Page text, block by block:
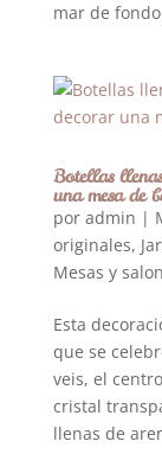
mar de
Botellas
una mesa de
por admin |
originales,
Mesas y
Esta
que se
veis, el
cristal
llenas de